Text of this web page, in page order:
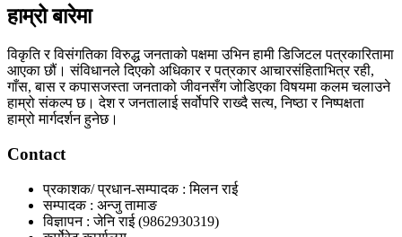
हाम्रो बारेमा
विकृति र विसंगतिका विरुद्ध जनताको पक्षमा उभिन हामी डिजिटल पत्रकारितामा
आएका छौं। संविधानले दिएको अधिकार र पत्रकार आचारसंहिताभित्र रही,
गाँस, बास र कपासजस्ता जनताको जीवनसँग जोडिएका विषयमा कलम चलाउने
हाम्रो संकल्प छ। देश र जनतालाई सर्वोपरि राख्दै सत्य, निष्ठा र निष्पक्षता
हाम्रो मार्गदर्शन हुनेछ।
Contact
प्रकाशक/ प्रधान-सम्पादक : मिलन राई
सम्पादक : अन्जु तामाङ
विज्ञापन : जेनि राई (9862930319)